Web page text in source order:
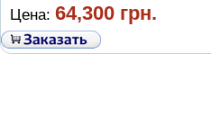
Цена: 64,300 грн.